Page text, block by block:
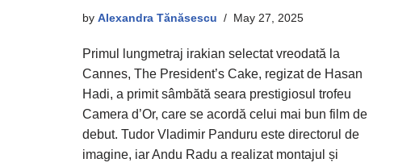
by Alexandra Tănăsescu May 27, 2025
Primul lungmetraj irakian selectat vreodată la
Cannes, The President’s Cake, regizat de Hasan
Hadi, a primit sâmbătă seara prestigiosul trofeu
Camera d’Or, care se acordă celui mai bun film de
debut. Tudor Vladimir Panduru este directorul de
imagine, iar Andu Radu a realizat montajul și